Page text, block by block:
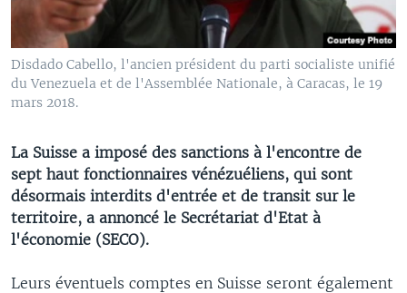
Disdado Cabello, l'ancien président du parti socialiste unifié
du Venezuela et de l'Assemblée Nationale, à Caracas, le 19
mars 2018.
La Suisse a imposé des sanctions à l'encontre de
sept haut fonctionnaires vénézuéliens, qui sont
désormais interdits d'entrée et de transit sur le
territoire, a annoncé le Secrétariat d'Etat à
l'économie (SECO).
Leurs éventuels comptes en Suisse seront également